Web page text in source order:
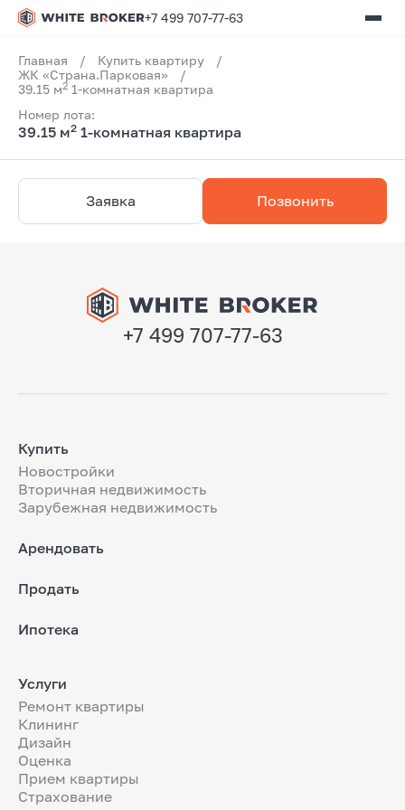
+7 499 707-77-63
Главная / Купить квартиру
/
ЖК «Страна.Парковая»
/
39.15 м2 1-комнатная квартира
Номер лота:
39.15 м2 1-комнатная квартира
Заявка Позвонить
+7 499 707-77-63
Купить
Новостройки
Вторичная недвижимость
Зарубежная недвижимость
Арендовать
Продать
Ипотека
Услуги
Ремонт квартиры
Клининг
Дизайн
Оценка
Прием квартиры
Страхование